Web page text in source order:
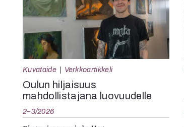
Kuvataide Verkkoartikkeli
Oulun hiljaisuus
mahdollistajana luovuudelle
2–3/2026